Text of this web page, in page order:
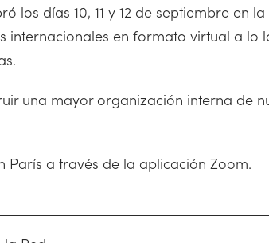
los días 10, 11 y 12 de septiembre en
internacionales en formato virtual a
una mayor organización interna de
París a través de la aplicación Zoom.